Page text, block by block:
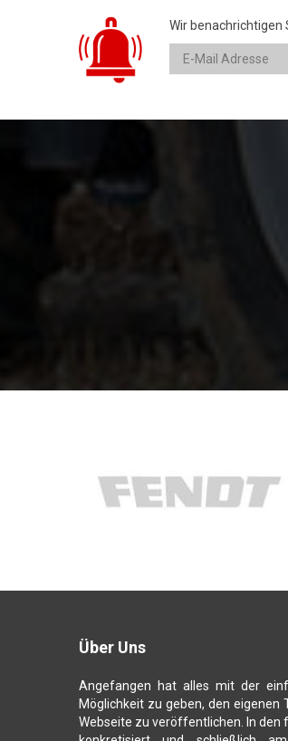
Wir benachrichtigen
Über Uns
Angefangen hat alles mit der
Möglichkeit zu geben, den
Webseite zu veröffentlichen. In den